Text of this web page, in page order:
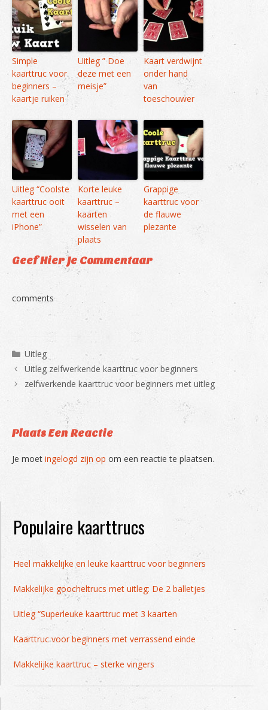
Simple
kaarttruc voor
beginners –
kaartje ruiken
Uitleg ” Doe
deze met een
meisje”
Kaart verdwijnt
onder hand
van
toeschouwer
Uitleg “Coolste
kaarttruc ooit
met een
iPhone”
Korte leuke
kaarttruc –
kaarten
wisselen van
plaats
Grappige
kaarttruc voor
de flauwe
plezante
Geef Hier Je Commentaar
comments
Categorieën
Uitleg
Uitleg zelfwerkende kaarttruc voor beginners
zelfwerkende kaarttruc voor beginners met uitleg
Plaats Een Reactie
Je moet ingelogd zijn op om een reactie te plaatsen.
Populaire kaarttrucs
Heel makkelijke en leuke kaarttruc voor beginners
Makkelijke goocheltrucs met uitleg: De 2 balletjes
Uitleg “Superleuke kaarttruc met 3 kaarten
Kaarttruc voor beginners met verrassend einde
Makkelijke kaarttruc – sterke vingers